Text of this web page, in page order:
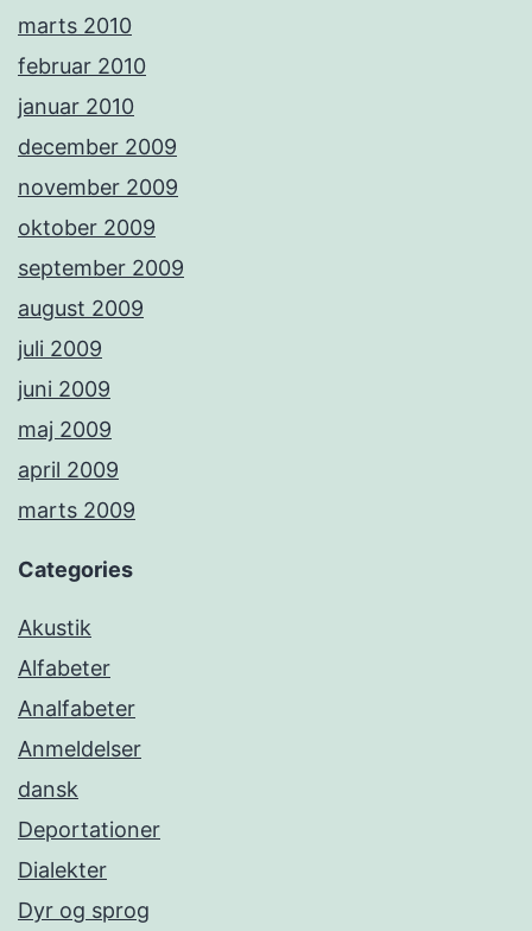
marts 2010
februar 2010
januar 2010
december 2009
november 2009
oktober 2009
september 2009
august 2009
juli 2009
juni 2009
maj 2009
april 2009
marts 2009
Categories
Akustik
Alfabeter
Analfabeter
Anmeldelser
dansk
Deportationer
Dialekter
Dyr og sprog